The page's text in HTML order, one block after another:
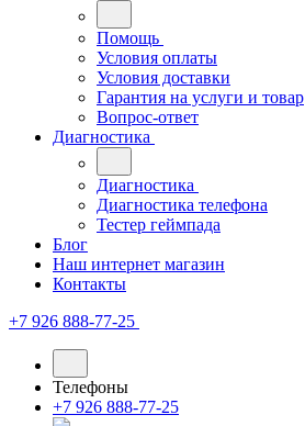
Помощь
Условия оплаты
Условия доставки
Гарантия на услуги и товар
Вопрос-ответ
Диагностика
Диагностика
Диагностика телефона
Тестер геймпада
Блог
Наш интернет магазин
Контакты
+7 926 888-77-25
Телефоны
+7 926 888-77-25